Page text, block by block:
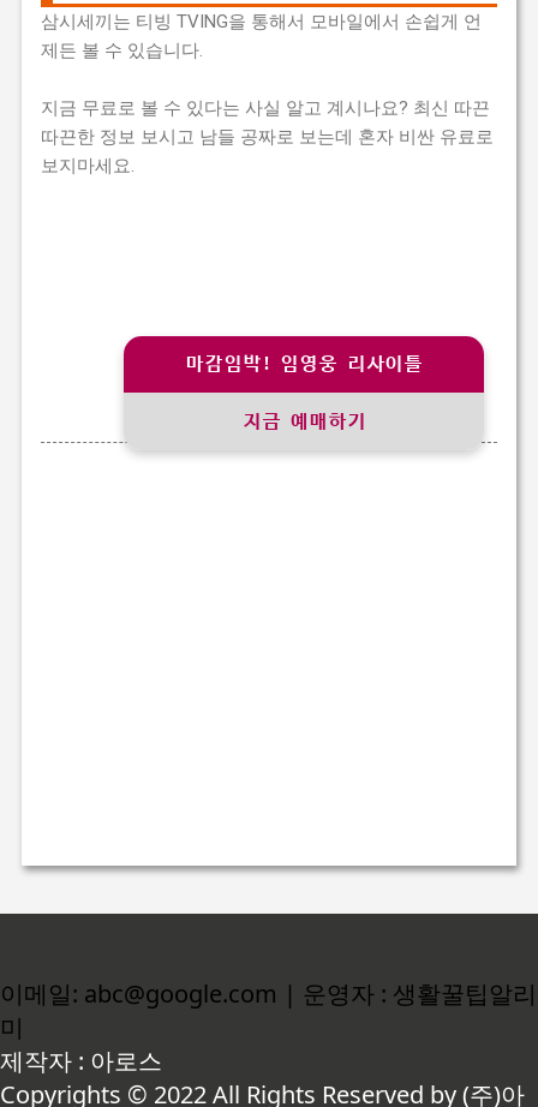
삼시세끼는 티빙 TVING을 통해서 모바일에서 손쉽게 언
제든 볼 수 있습니다.
지금 무료로 볼 수 있다는 사실 알고 계시나요? 최신 따끈
따끈한 정보 보시고 남들 공짜로 보는데 혼자 비싼 유료로
보지마세요.
마감임박! 임영웅 리사이틀
지금 예매하기
이메일: abc@google.com | 운영자 : 생활꿀팁알리
미
제작자 : 아로스
Copyrights © 2022 All Rights Reserved by (주)아